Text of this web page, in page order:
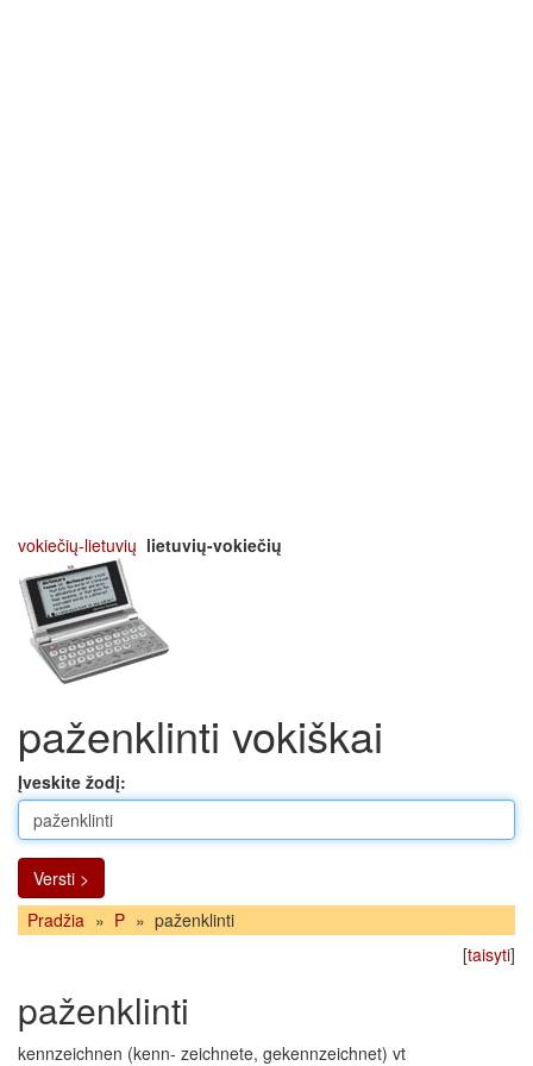
vokiečių-lietuvių lietuvių-vokiečių
paženklinti vokiškai
Įveskite žodį:
Versti >
Pradžia » P » paženklinti
[taisyti]
paženklinti
kennzeichnen (kenn- zeichnete, gekennzeichnet) vt